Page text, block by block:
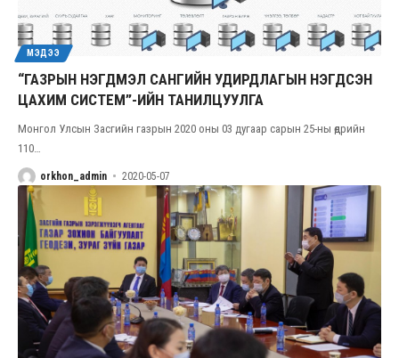
МЭДЭЭ
“ГАЗРЫН НЭГДМЭЛ САНГИЙН УДИРДЛАГЫН НЭГДСЭН
ЦАХИМ СИСТЕМ”-ИЙН ТАНИЛЦУУЛГА
Монгол Улсын Засгийн газрын 2020 оны 03 дугаар сарын 25-ны өдрийн
110
orkhon_admin 2020-05-07